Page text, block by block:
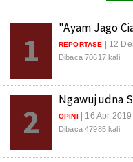
1
"Ayam Jago
REPORTASE | 12
Dibaca 70617 kali
2
Ngawujudna
OPINI | 16 Apr 2019
Dibaca 47985 kali